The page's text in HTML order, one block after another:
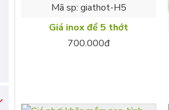
Mã sp: giathot-H5
Giá inox để 5 thớt
700.000đ